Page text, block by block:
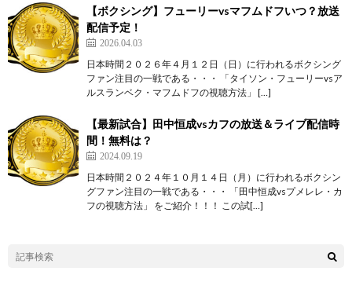
【ボクシング】フューリーvsマフムドフいつ？放送
配信予定！
2026.04.03
日本時間２０２６年４月１２日（日）に行われるボクシング
ファン注目の一戦である・・・ 「タイソン・フューリーvsア
ルスランベク・マフムドフの視聴方法」 […]
【最新試合】田中恒成vsカフの放送＆ライブ配信時
間！無料は？
2024.09.19
日本時間２０２４年１０月１４日（月）に行われるボクシン
グファン注目の一戦である・・・ 「田中恒成vsプメレレ・カ
フの視聴方法」 をご紹介！！！ この試[…]